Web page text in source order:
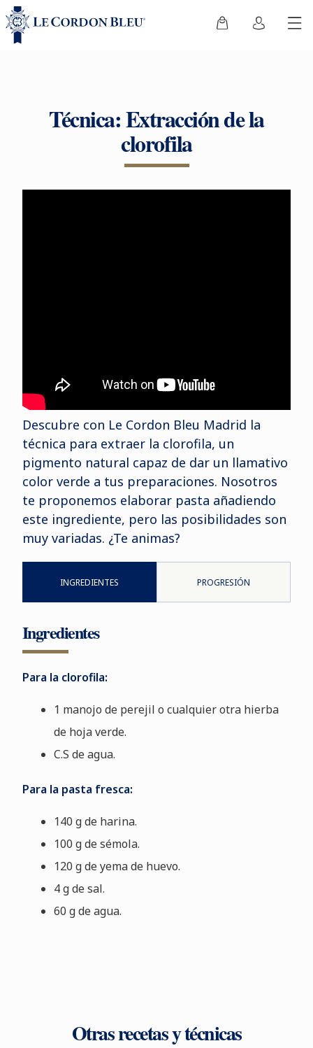
Técnica: Extracción de la
clorofila
Descubre con Le Cordon Bleu Madrid la
técnica para extraer la clorofila, un
pigmento natural capaz de dar un llamativo
color verde a tus preparaciones. Nosotros
te proponemos elaborar pasta añadiendo
este ingrediente, pero las posibilidades son
muy variadas. ¿Te animas?
INGREDIENTES PROGRESIÓN
Ingredientes
Para la clorofila:
1 manojo de perejil o cualquier otra hierba
de hoja verde.
C.S de agua.
Para la pasta fresca:
140 g de harina.
100 g de sémola.
120 g de yema de huevo.
4 g de sal.
60 g de agua.
Otras recetas y técnicas